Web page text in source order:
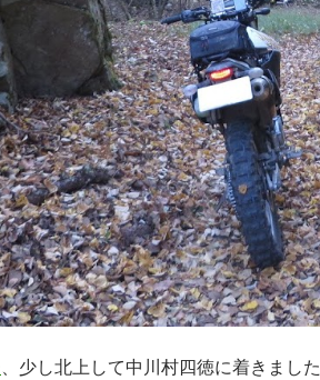
、少し北上して中川村四徳に着きました